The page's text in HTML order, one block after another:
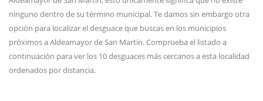
ninguno dentro de su término municipal. Te damos sin embargo otra
opción para localizar el desguace que buscas en los municipios
próximos a Aldeamayor de San Martín. Comprueba el listado a
continuación para ver los 10 desguaces más cercanos a esta localidad
ordenados por distancia.